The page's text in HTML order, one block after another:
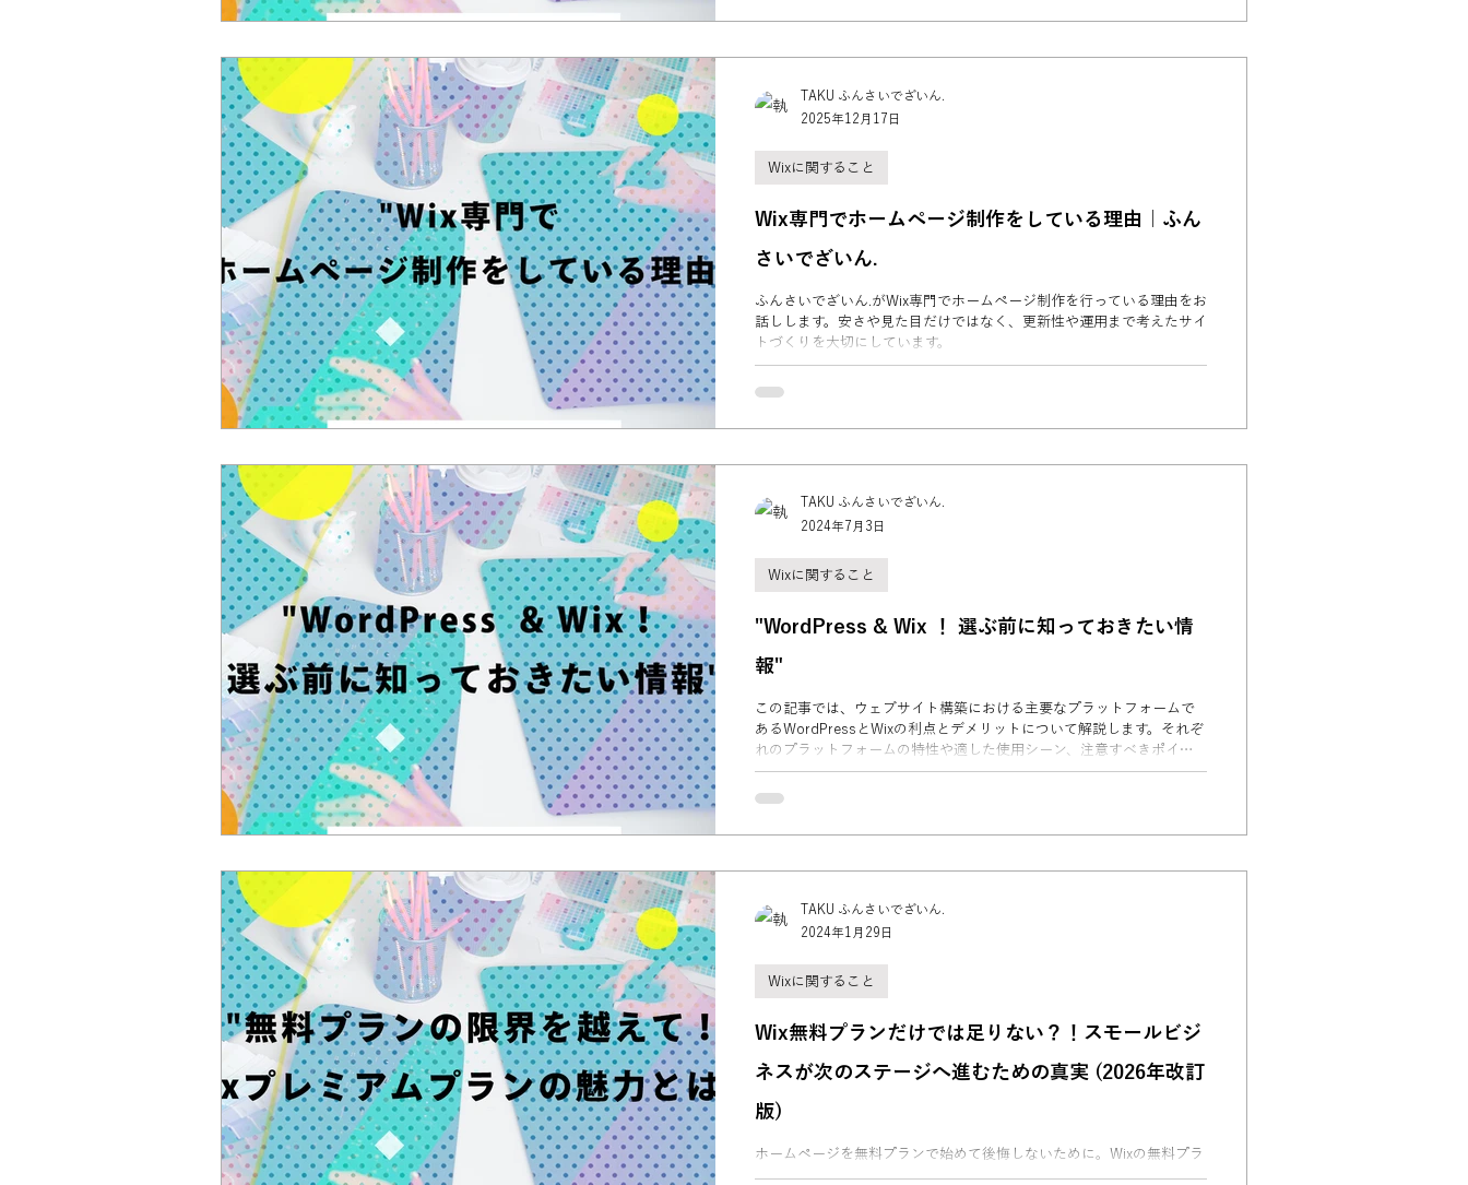
Wix専門でホームページ制作をしている理由｜ふん
さいでざいん.
ふんさいでざいん.がWix専門でホームページ制作を行っている理由をお
話しします。安さや見た目だけではなく、更新性や運用まで考えたサイ
トづくりを大切にしています。
Wixに関すること
TAKU ふんさいでざいん.
2025年12月17日
"WordPress & Wix ！ 選ぶ前に知っておきたい情
報"
この記事では、ウェブサイト構築における主要なプラットフォームで
あるWordPressとWixの利点とデメリットについて解説します。それぞ
れのプラットフォームの特性や適した使用シーン、注意すべきポイン
トを比較し、どちらを選ぶかを検討する際に役立つ情報を提供します。
Wixに関すること
TAKU ふんさいでざいん.
2024年7月3日
Wix無料プランだけでは足りない？！スモールビジ
ネスが次のステージへ進むための真実 (2026年改訂
版)
ホームページを無料プランで始めて後悔しないために。Wixの無料プラ
Wixに関すること
TAKU ふんさいでざいん.
2024年1月29日